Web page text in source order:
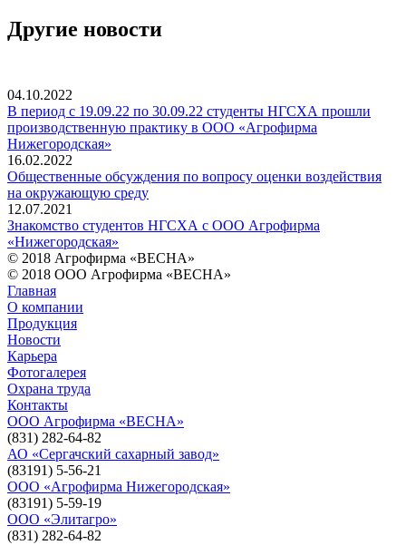
Другие новости
04.10.2022
В период с 19.09.22 по 30.09.22 студенты НГСХА прошли
производственную практику в ООО «Агрофирма
Нижегородская»
16.02.2022
Общественные обсуждения по вопросу оценки воздействия
на окружающую среду
12.07.2021
Знакомство студентов НГСХА с ООО Агрофирма
«Нижегородская»
© 2018 Агрофирма «ВЕСНА»
© 2018 ООО Агрофирма «ВЕСНА»
Главная
О компании
Продукция
Новости
Карьера
Фотогалерея
Охрана труда
Контакты
ООО Агрофирма «ВЕСНА»
(831) 282-64-82
АО «Сергачский сахарный завод»
(83191) 5-56-21
ООО «Агрофирма Нижегородская»
(83191) 5-59-19
ООО «Элитагро»
(831) 282-64-82